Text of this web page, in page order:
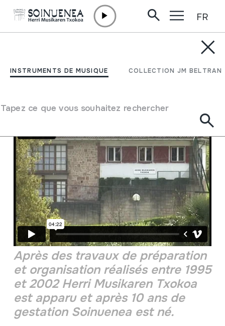
INSTRUMENTS DE MUSIQUE COLLECTION JM BELTRAN
Tapez ce que vous souhaitez rechercher
FR
Histoire
Histoire
Après des travaux de préparation
et organisation réalisés entre 1995
et 2002 Herri Musikaren Txokoa
est apparu et après 10 ans de
gestation Soinuenea est né.